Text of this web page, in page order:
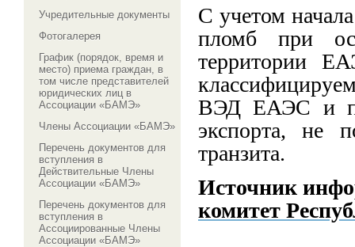
Учредительные документы
Фотогалерея
График (порядок, время и
место) приема граждан, в
том числе представителей
юридических лиц в
Ассоциации «БАМЭ»
Члены Ассоциации «БАМЭ»
Перечень документов для
вступления в
Действительные Члены
Ассоциации «БАМЭ»
Перечень документов для
вступления в
Ассоциированные Члены
Ассоциации «БАМЭ»
С учетом
пломб при
территории
ВЭД ЕАЭС и
экспорта, не
транзита.
Источник
комитет